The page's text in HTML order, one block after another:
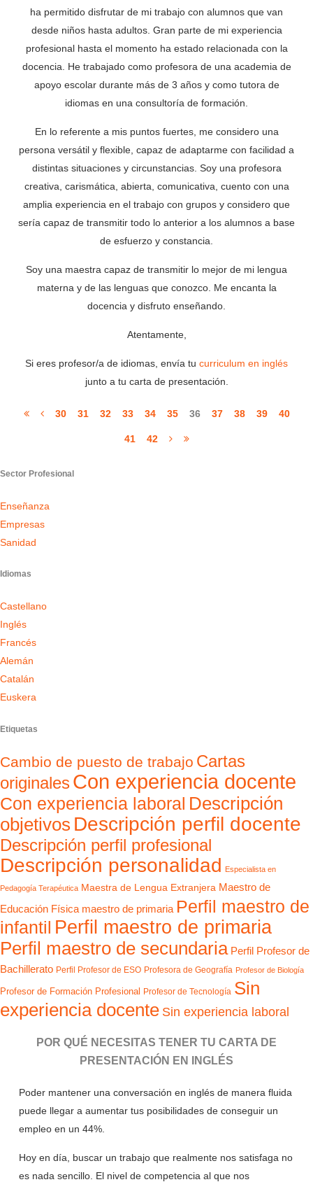
ha permitido disfrutar de mi trabajo con alumnos que van
desde niños hasta adultos. Gran parte de mi experiencia
profesional hasta el momento ha estado relacionada con la
docencia. He trabajado como profesora de una academia de
apoyo escolar durante más de 3 años y como tutora de
idiomas en una consultoría de formación.
En lo referente a mis puntos fuertes, me considero una
persona versátil y flexible, capaz de adaptarme con facilidad a
distintas situaciones y circunstancias. Soy una profesora
creativa, carismática, abierta, comunicativa, cuento con una
amplia experiencia en el trabajo con grupos y considero que
sería capaz de transmitir todo lo anterior a los alumnos a base
de esfuerzo y constancia.
Soy una maestra capaz de transmitir lo mejor de mi lengua
materna y de las lenguas que conozco. Me encanta la
docencia y disfruto enseñando.
Atentamente,
Si eres profesor/a de idiomas, envía tu curriculum en inglés
junto a tu carta de presentación.
30 31 32 33 34 35 36 37 38 39 40
41 42
Sector Profesional
Enseñanza
Empresas
Sanidad
Idiomas
Castellano
Inglés
Francés
Alemán
Catalán
Euskera
Etiquetas
Cambio de puesto de trabajo Cartas
originalesCon experiencia docente
Con experiencia laboral Descripción
objetivos Descripción perfil docente
Descripción perfil profesional
Descripción personalidad Especialista en
Pedagogía Terapéutica Maestra de Lengua Extranjera Maestro de
Educación Física maestro de primaria Perfil maestro de
infantil Perfil maestro de primaria
Perfil maestro de secundaria Perfil Profesor de
Bachillerato Perfil Profesor de ESO Profesora de Geografía Profesor de Biología
Profesor de Formación Profesional Profesor de Tecnología Sin
experiencia docente Sin experiencia laboral
POR QUÉ NECESITAS TENER TU CARTA DE
PRESENTACIÓN EN INGLÉS
Poder mantener una conversación en inglés de manera fluida
puede llegar a aumentar tus posibilidades de conseguir un
empleo en un 44%.
Hoy en día, buscar un trabajo que realmente nos satisfaga no
es nada sencillo. El nivel de competencia al que nos